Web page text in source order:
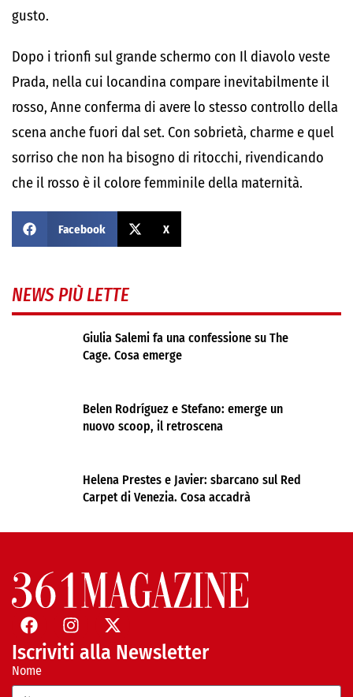
gusto.
Dopo i trionfi sul grande schermo con Il diavolo veste
Prada, nella cui locandina compare inevitabilmente il
rosso, Anne conferma di avere lo stesso controllo della
scena anche fuori dal set. Con sobrietà, charme e quel
sorriso che non ha bisogno di ritocchi, rivendicando
che il rosso è il colore femminile della maternità.
Facebook X
NEWS PIÙ LETTE
Giulia Salemi fa una confessione su The
Cage. Cosa emerge
Belen Rodríguez e Stefano: emerge un
nuovo scoop, il retroscena
Helena Prestes e Javier: sbarcano sul Red
Carpet di Venezia. Cosa accadrà
Iscriviti alla Newsletter
Nome